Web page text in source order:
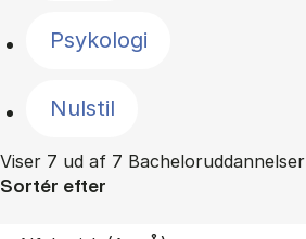
Psykologi
Nulstil
Viser 7 ud af 7 Bacheloruddannelser
Sortér efter